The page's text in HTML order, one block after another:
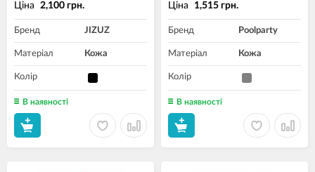
Ціна 2,100 грн.
Бренд JIZUZ
Матеріал Кожа
Колір
В наявності
Ціна 1,515 грн.
Бренд Poolparty
Матеріал Кожа
Колір
В наявності